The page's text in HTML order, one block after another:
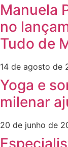
Manuela
no
Tudo de
14 de agosto de
Yoga e
milenar
20 de junho de